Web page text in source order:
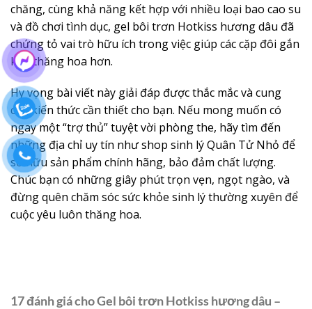
chăng, cùng khả năng kết hợp với nhiều loại bao cao su
và đồ chơi tình dục, gel bôi trơn Hotkiss hương dâu đã
chứng tỏ vai trò hữu ích trong việc giúp các cặp đôi gắn
kết, thăng hoa hơn.
Hy vọng bài viết này giải đáp được thắc mắc và cung
cấp kiến thức cần thiết cho bạn. Nếu mong muốn có
ngay một “trợ thủ” tuyệt vời phòng the, hãy tìm đến
những địa chỉ uy tín như shop sinh lý Quân Tử Nhỏ để
sở hữu sản phẩm chính hãng, bảo đảm chất lượng.
Chúc bạn có những giây phút trọn vẹn, ngọt ngào, và
đừng quên chăm sóc sức khỏe sinh lý thường xuyên để
cuộc yêu luôn thăng hoa.
17 đánh giá choGel bôi trơn Hotkiss hương dâu –